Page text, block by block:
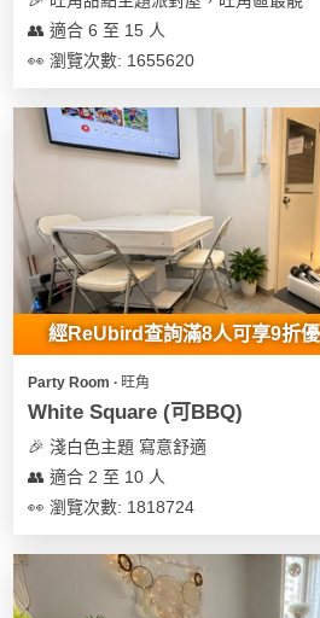
租
👥 適合 6 至 15 人
👀 瀏覽次數: 1655620
經ReUbird查詢滿8人可享9折
Party Room ∙ 旺角
White Square (可BBQ)
🎉 淺白色主題 寫意舒適
👥 適合 2 至 10 人
👀 瀏覽次數: 1818724